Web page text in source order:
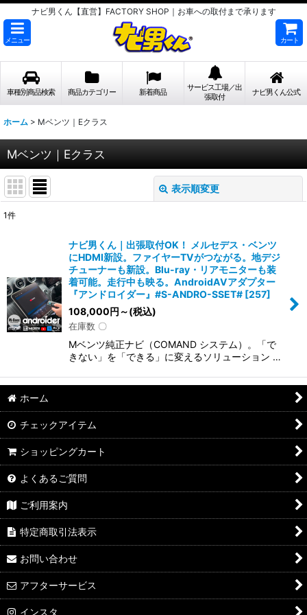
ナビ男くん【直営】FACTORY SHOP｜お車への取付まで承ります
メニュー カート
車種別商品検索 商品カテゴリー 新着商品
サービス工場／出
張取付
ナビ男くん公式
ホーム > Mベンツ｜Eクラス
Mベンツ｜Eクラス
表示順変更
絞り込む
1件
ナビ男くん｜出張取付OK！ メルセデス・ベンツ
にHDMI新設。ファイヤーTVがつながる。地デジ
チューナーも新設。Blu-ray・リアモニターも装
着可能。走行中も映る。AndroidAVアダプター
『アンドロイダー』#S-ANDRO-SSET# [257]
108,000円 ～(税込)
在庫数 〇
Mベンツ純正ナビ（COMAND システム）。「で
きない」を「できる」に変えるソリューション …
ホーム
チェックアイテム
ショッピングカート
よくあるご質問
ご利用案内
特定商取引法表示
お問い合わせ
アフターサービス
インスタ